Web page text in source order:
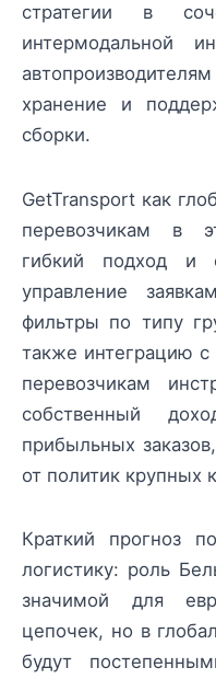
стратегии в
интермодальной
хранение и
сборки.
GetTransport как
перевозчикам в
гибкий подход и
управление
фильтры по типу
также интеграцию
перевозчикам
собственный
прибыльных
от политик крупных
Краткий прогноз
логистику: роль
значимой для
цепочек, но в
будут